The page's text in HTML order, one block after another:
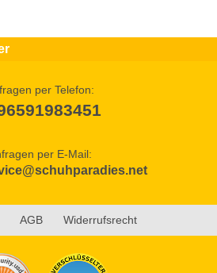
per Telefon:
per E-Mail:
AGB Widerrufsrecht